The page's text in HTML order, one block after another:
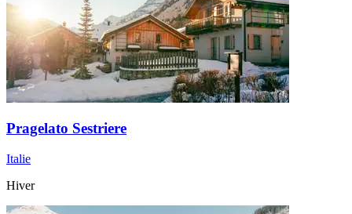
Pragelato Sestriere
Italie
Hiver